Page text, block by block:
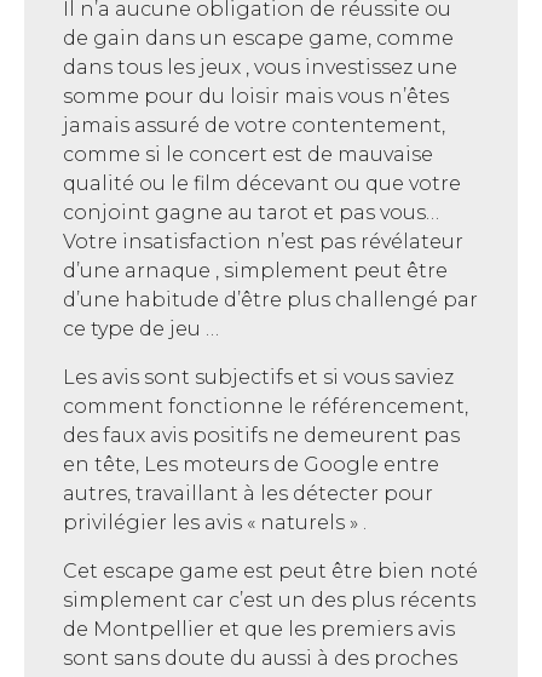
Il n’a aucune obligation de réussite ou
de gain dans un escape game, comme
dans tous les jeux , vous investissez une
somme pour du loisir mais vous n’êtes
jamais assuré de votre contentement,
comme si le concert est de mauvaise
qualité ou le film décevant ou que votre
conjoint gagne au tarot et pas vous…
Votre insatisfaction n’est pas révélateur
d’une arnaque , simplement peut être
d’une habitude d’être plus challengé par
ce type de jeu …
Les avis sont subjectifs et si vous saviez
comment fonctionne le référencement,
des faux avis positifs ne demeurent pas
en tête, Les moteurs de Google entre
autres, travaillant à les détecter pour
privilégier les avis « naturels » .
Cet escape game est peut être bien noté
simplement car c’est un des plus récents
de Montpellier et que les premiers avis
sont sans doute du aussi à des proches